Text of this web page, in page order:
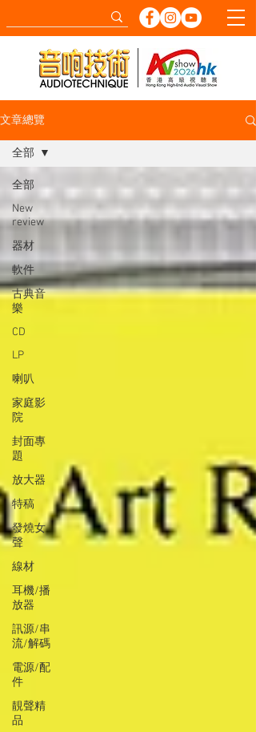
文章總覽
全部
New
review
器材
軟件
古典音
樂
CD
LP
喇叭
家庭影
院
封面專
題
放大器
特稿
發燒女
聲
線材
耳機/播
放器
訊源/串
流/解碼
電源/配
件
靚聲精
品
全部